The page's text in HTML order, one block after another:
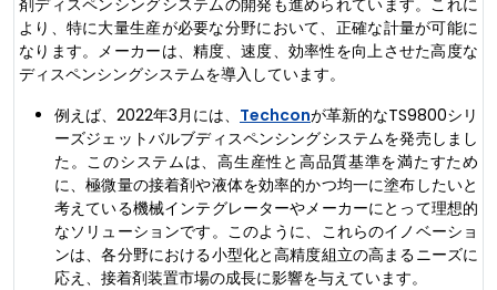
より、特に大量生産が必要な分野において、正確な計量が可能に
なります。メーカーは、精度、速度、効率性を向上させた高度な
ディスペンシングシステムを導入しています。
例えば、2022年3月には、 Techconが革新的なTS9800シリ
ーズジェットバルブディスペンシングシステムを発売しまし
た。このシステムは、高生産性と高品質基準を満たすため
に、極微量の接着剤や液体を効率的かつ均一に塗布したいと
考えている機械インテグレーターやメーカーにとって理想的
なソリューションです。このように、これらのイノベーショ
ンは、各分野における小型化と高精度組立の高まるニーズに
応え、接着剤装置市場の成長に影響を与えています。